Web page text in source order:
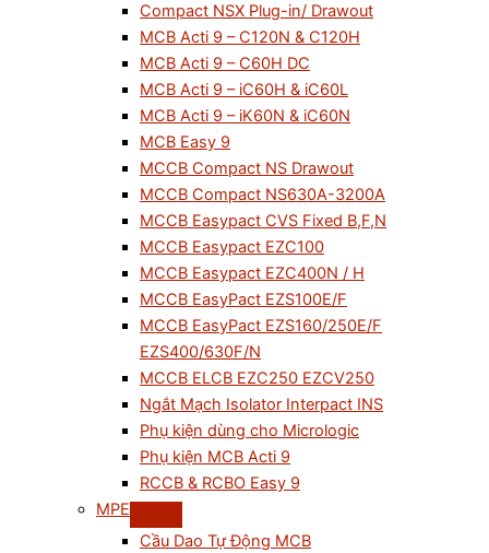
Compact NSX Plug-in/ Drawout
MCB Acti 9 – C120N & C120H
MCB Acti 9 – C60H DC
MCB Acti 9 – iC60H & iC60L
MCB Acti 9 – iK60N & iC60N
MCB Easy 9
MCCB Compact NS Drawout
MCCB Compact NS630A-3200A
MCCB Easypact CVS Fixed B,F,N
MCCB Easypact EZC100
MCCB Easypact EZC400N / H
MCCB EasyPact EZS100E/F
MCCB EasyPact EZS160/250E/F
EZS400/630F/N
MCCB ELCB EZC250 EZCV250
Ngắt Mạch Isolator Interpact INS
Phụ kiện dùng cho Micrologic
Phụ kiện MCB Acti 9
RCCB & RCBO Easy 9
MPE
Cầu Dao Tự Động MCB